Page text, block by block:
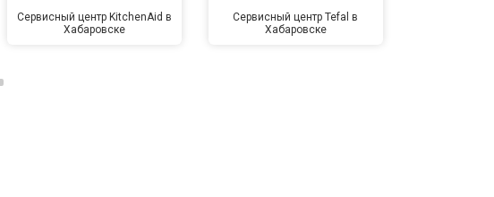
Сервисный центр KitchenAid в
Хабаровске
Сервисный центр Tefal в
Хабаровске